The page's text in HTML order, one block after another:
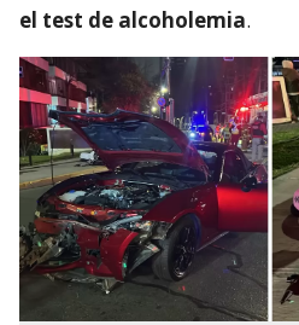
el test de alcoholemia.